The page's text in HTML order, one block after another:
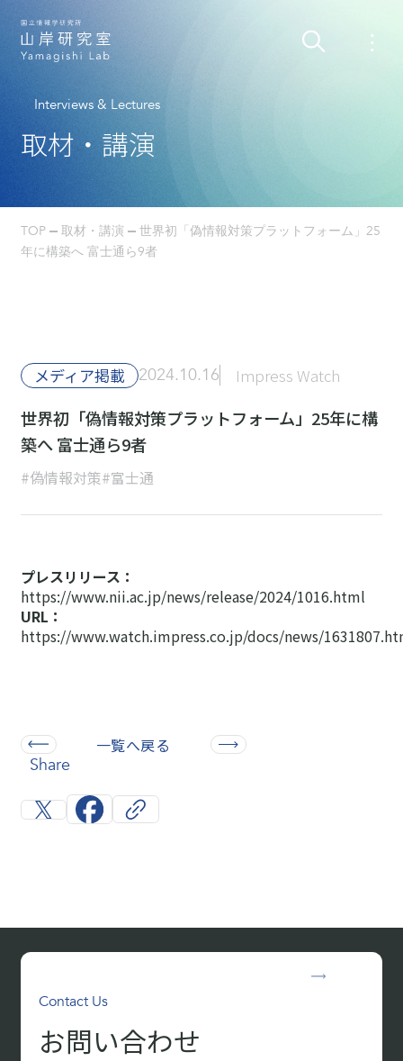
Interviews & Lectures
取材・講演
TOP 取材・講演
世界初「偽情報対策プラットフォーム」25
年に構築へ 富士通ら9者
Share
メディア掲載 2024.10.16 Impress Watch
世界初「偽情報対策プラットフォーム」25年に構
築へ 富士通ら9者
#偽情報対策#富士通
プレスリリース：
https://www.nii.ac.jp/news/release/2024/1016.html
URL：
https://www.watch.impress.co.jp/docs/news/
一覧へ戻る
Contact Us
お問い合わせ